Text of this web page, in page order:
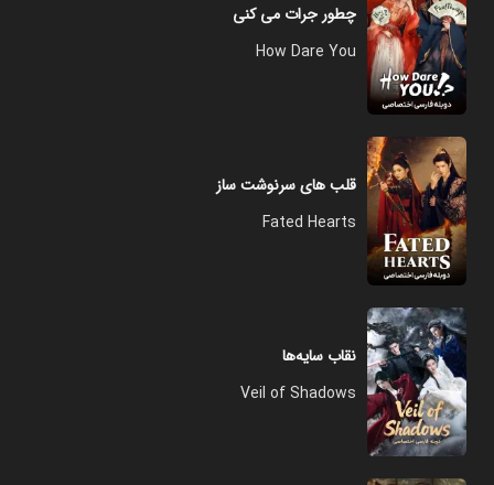
چطور جرات می‌ کنی
How Dare You
قلب های سرنوشت ساز
Fated Hearts
نقاب سایه‌ها
Veil of Shadows